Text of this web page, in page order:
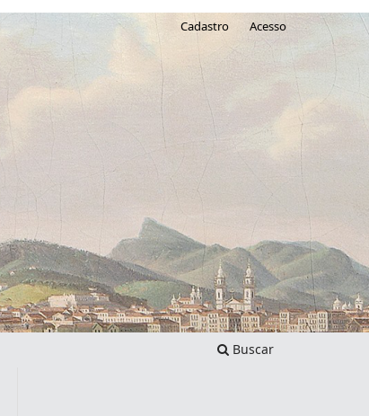
Buscar
Cadastro Acesso